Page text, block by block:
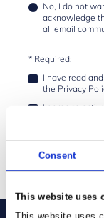
Consent
This website uses
This website uses
No, I do not
acknowledge
all email
* Required:
I have read
the Privacy
I agree to